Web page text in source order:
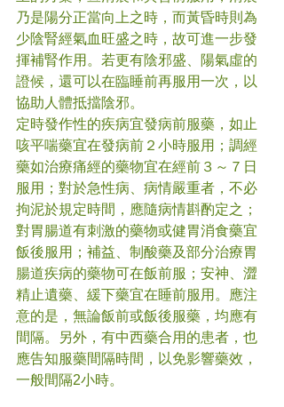
乃是陽分正當向上之時，而黃昏時則為
少陰腎經氣血旺盛之時，故可進一步發
揮補腎作用。若更有陰邪盛、陽氣虛的
證候，還可以在臨睡前再服用一次，以
協助人體抵擋陰邪。
定時發作性的疾病宜發病前服藥，如止
咳平喘藥宜在發病前２小時服用；調經
藥如治療痛經的藥物宜在經前３～７日
服用；對於急性病、病情嚴重者，不必
拘泥於規定時間，應隨病情斟酌定之；
對胃腸道有刺激的藥物或健胃消食藥宜
飯後服用；補益、制酸藥及部分治療胃
腸道疾病的藥物可在飯前服；安神、澀
精止遺藥、緩下藥宜在睡前服用。應注
意的是，無論飯前或飯後服藥，均應有
間隔。另外，有中西藥合用的患者，也
應告知服藥間隔時間，以免影響藥效，
一般間隔2小時。